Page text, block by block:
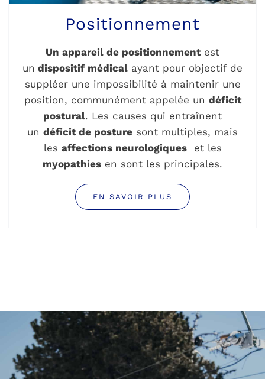
Positionnement
Un appareil de positionnementest
un dispositif médical ayant pour objectif de
suppléer une impossibilité à maintenir une
position, communément appelée un déficit
postural. Les causes qui entraînent
un déficit de posture sont multiples, mais
les affections neurologiqueset les
myopathies en sont les principales.
EN SAVOIR PLUS